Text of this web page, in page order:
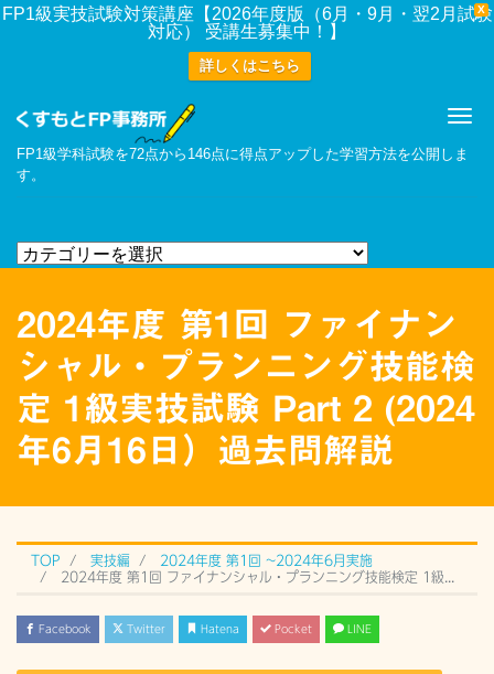
X
FP1級実技試験対策講座【2026年度版（6月・9月・翌2月試験
対応） 受講生募集中！】
詳しくはこちら
FP1級学科試験を72点から146点に得点アップした学習方法を公開しま
す。
2024年度 第1回 ファイナン
シャル・プランニング技能検
定 1級実技試験 Part 2 (2024
年6月16日）過去問解説
TOP 実技編
2024年度 第1回 ~2024年6月実施
Facebook Twitter Hatena Pocket LINE